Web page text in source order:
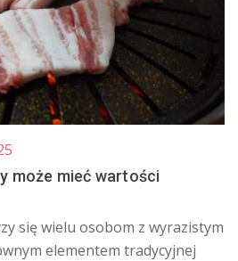
może mieć wartości
się wielu osobom z wyrazistym
elementem tradycyjnej